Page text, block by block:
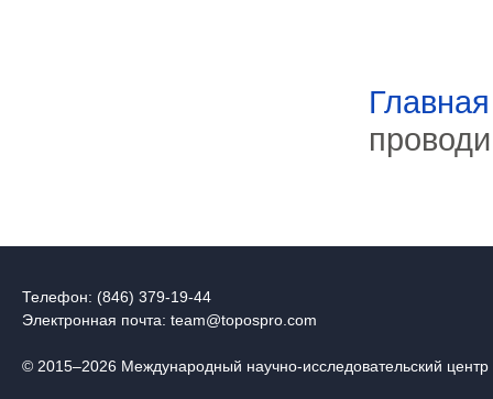
Главная
Телефон: (846) 379-19-44
Электронная почта: team@topospro.com
© 2015–2026 Международный научно-исследовательский